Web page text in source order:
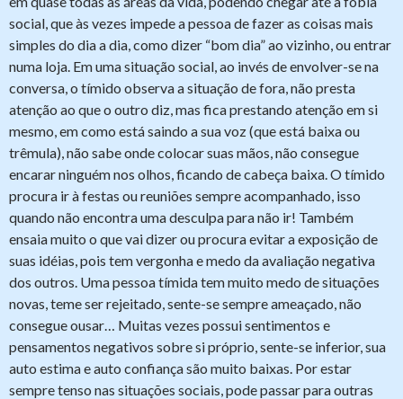
social, que às vezes impede a pessoa de fazer as coisas mais
simples do dia a dia, como dizer “bom dia” ao vizinho, ou entrar
numa loja. Em uma situação social, ao invés de envolver-se na
conversa, o tímido observa a situação de fora, não presta
atenção ao que o outro diz, mas fica prestando atenção em si
mesmo, em como está saindo a sua voz (que está baixa ou
trêmula), não sabe onde colocar suas mãos, não consegue
encarar ninguém nos olhos, ficando de cabeça baixa. O tímido
procura ir à festas ou reuniões sempre acompanhado, isso
quando não encontra uma desculpa para não ir! Também
ensaia muito o que vai dizer ou procura evitar a exposição de
suas idéias, pois tem vergonha e medo da avaliação negativa
dos outros. Uma pessoa tímida tem muito medo de situações
novas, teme ser rejeitado, sente-se sempre ameaçado, não
consegue ousar… Muitas vezes possui sentimentos e
pensamentos negativos sobre si próprio, sente-se inferior, sua
auto estima e auto confiança são muito baixas. Por estar
sempre tenso nas situações sociais, pode passar para outras